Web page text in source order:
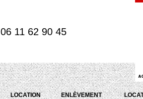
06 11 62 90 45
LOCATION
ENLÈVEMENT